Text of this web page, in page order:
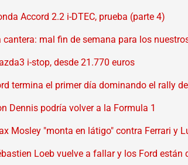
Accord 2.2 i-DTEC, prueba (parte 4)
cantera: mal fin de semana para los
i-stop, desde 21.770 euros
termina el primer día dominando el rally
Dennis podría volver a la Formula 1
Mosley "monta en látigo" contra Ferrari y
Loeb vuelve a fallar y los Ford están